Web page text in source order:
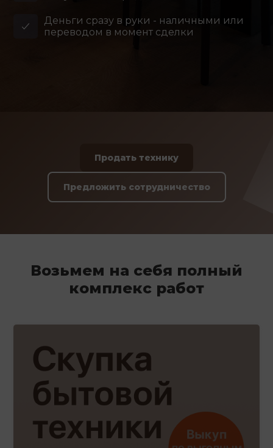
Деньги сразу в руки - наличными или
переводом в момент сделки
Продать технику
Предложить сотрудничество
Возьмем на себя полный
комплекс работ